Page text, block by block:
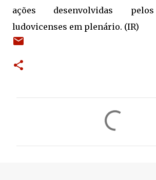
ações desenvolvidas
ludovicenses em plenário. (IR)